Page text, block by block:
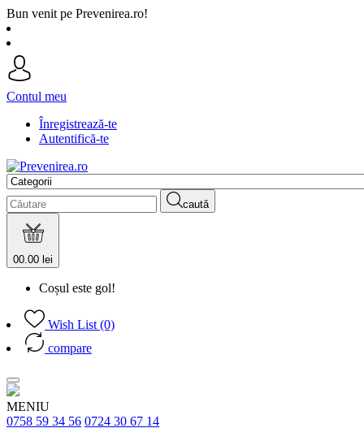
Bun venit pe Prevenirea.ro!
Contul meu
Înregistrează-te
Autentifică-te
caută
00.00 lei
Coșul este gol!
Wish List (0)
compare
MENIU
0758 59 34 56 0724 30 67 14